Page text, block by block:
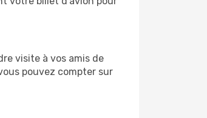
visite à vos amis de
pouvez compter sur